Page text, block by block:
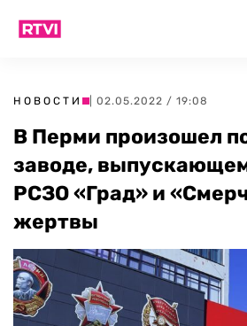
НОВОСТИ | 02.05.2022 / 19:08
В Перми произошел
заводе,
РСЗО «Град» и
жертвы